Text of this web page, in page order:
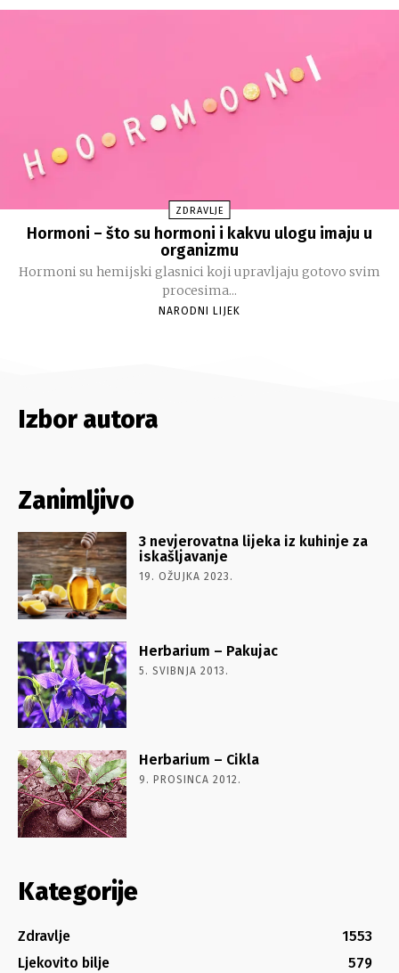
ZDRAVLJE
Hormoni – što su hormoni i kakvu ulogu imaju u
organizmu
Hormoni su hemijski glasnici koji upravljaju gotovo svim
procesima...
NARODNI LIJEK
Izbor autora
Zanimljivo
3 nevjerovatna lijeka iz kuhinje za
iskašljavanje
19. OŽUJKA 2023.
Herbarium – Pakujac
5. SVIBNJA 2013.
Herbarium – Cikla
9. PROSINCA 2012.
Kategorije
Zdravlje
1553
Ljekovito bilje
579